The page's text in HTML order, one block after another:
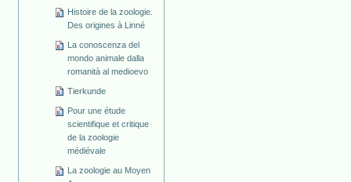
Histoire de la zoologie.
Des origines à Linné
La conoscenza del
mondo animale dalla
romanità al medioevo
Tierkunde
Pour une étude
scientifique et critique
de la zoologie
médiévale
La zoologie au Moyen